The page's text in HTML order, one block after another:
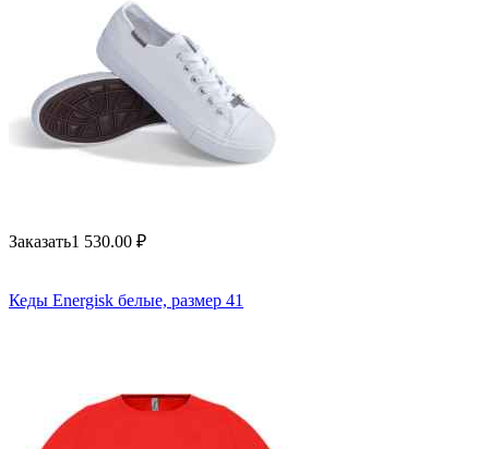
Заказать1 530.00 ₽
Кеды Energisk белые, размер 41